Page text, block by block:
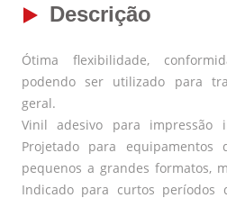
Descrição
Ótima flexibilidade,
podendo ser utilizado para
geral.
Vinil adesivo para impressão
Projetado para
pequenos a grandes formatos,
Indicado para curtos períodos